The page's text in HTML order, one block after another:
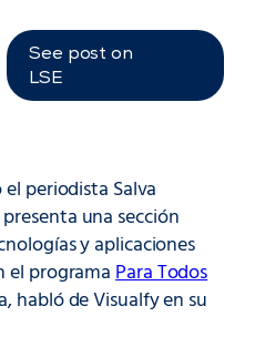
See post on
LSE
periodista Salva
una sección
y aplicaciones
el programaPara Todos
habló de Visualfy en su